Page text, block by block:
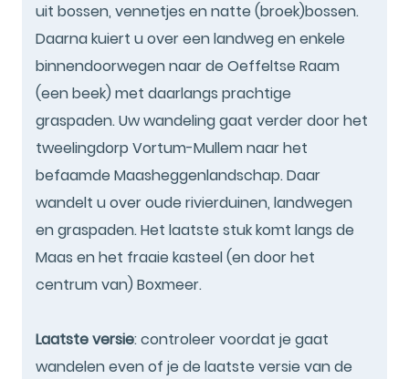
uit bossen, vennetjes en natte (broek)bossen.
Daarna kuiert u over een landweg en enkele
binnendoorwegen naar de Oeffeltse Raam
(een beek) met daarlangs prachtige
graspaden. Uw wandeling gaat verder door het
tweelingdorp Vortum-Mullem naar het
befaamde Maasheggenlandschap. Daar
wandelt u over oude rivierduinen, landwegen
en graspaden. Het laatste stuk komt langs de
Maas en het fraaie kasteel (en door het
centrum van) Boxmeer.
Laatste versie: controleer voordat je gaat
wandelen even of je de laatste versie van de